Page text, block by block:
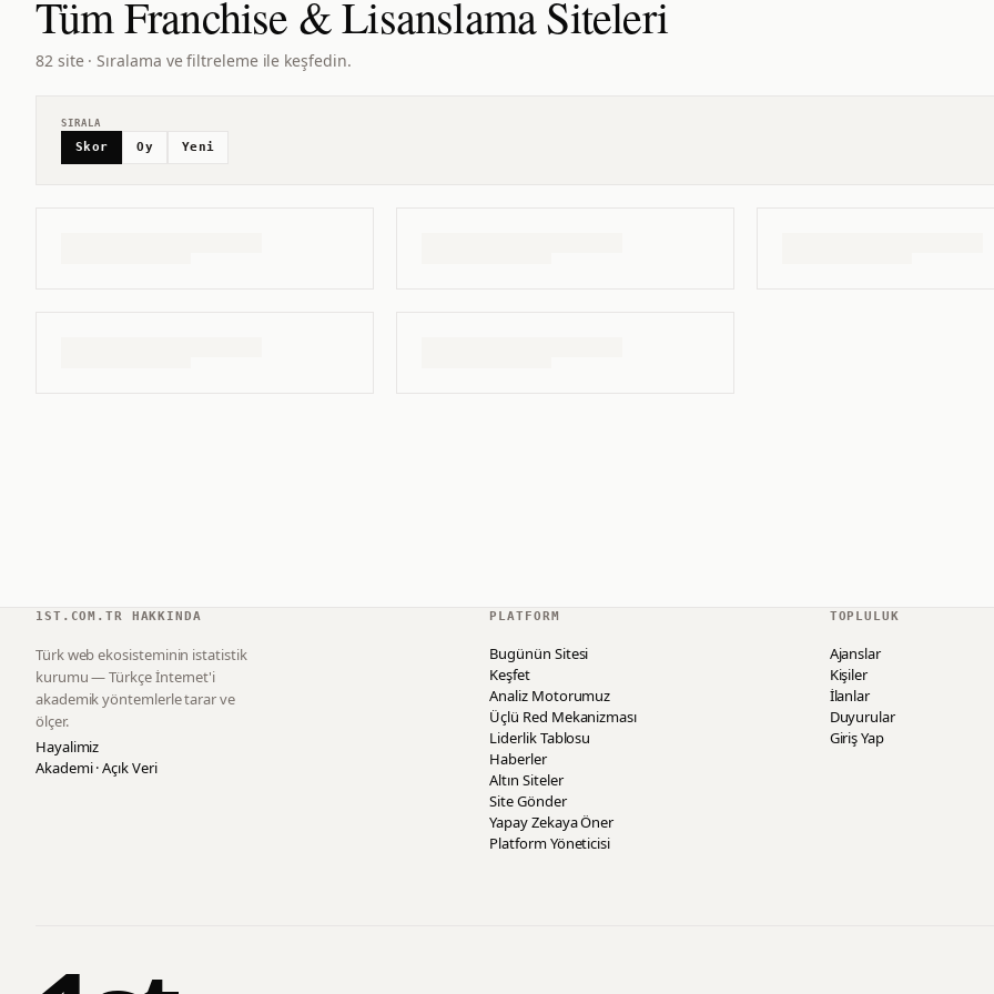
TümFranchise & LisanslamaSiteleri
82 site · Sıralama ve filtreleme ile keşfedin.
SIRALA
Skor Oy Yeni
1ST.COM.TR HAKKINDA
Türk web ekosisteminin istatistik
kurumu — Türkçe İnternet'i
akademik yöntemlerle tarar ve
ölçer.
Hayalimiz
Akademi · Açık Veri
PLATFORM
Bugünün Sitesi
Keşfet
Analiz Motorumuz
Üçlü Red Mekanizması
Liderlik Tablosu
Haberler
Altın Siteler
Site Gönder
Yapay Zekaya Öner
Platform Yöneticisi
TOPLULUK
Ajanslar
Kişiler
İlanlar
Duyurular
Giriş Yap